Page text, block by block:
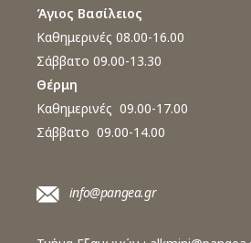
Άγιος Βασίλειος
Καθημερινές 08.00-16.00
Σάββατο 09.00-13.30
Θέρμη
Καθημερινές 09.00-17.00
Σάββατο 09.00-14.00
info@pangea.gr